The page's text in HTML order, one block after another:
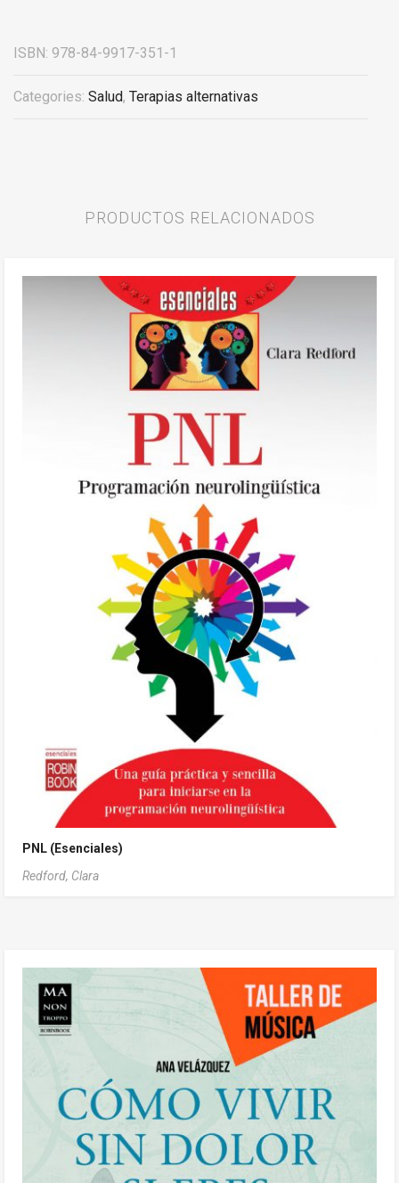
ISBN: 978-84-9917-351-1
Categories: Salud, Terapias alternativas
PRODUCTOS RELACIONADOS
PNL (Esenciales)
Redford, Clara